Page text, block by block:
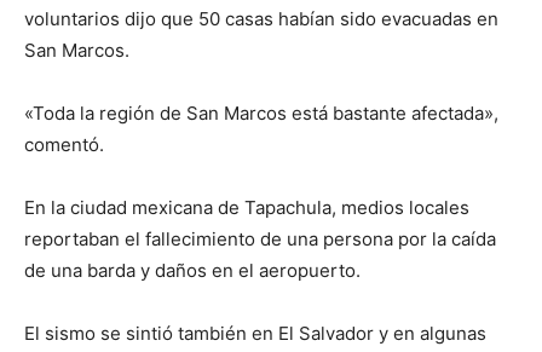
voluntarios dijo que 50 casas habían sido evacuadas en
San Marcos.
«Toda la región de San Marcos está bastante afectada»,
comentó.
En la ciudad mexicana de Tapachula, medios locales
reportaban el fallecimiento de una persona por la caída
de una barda y daños en el aeropuerto.
El sismo se sintió también en El Salvador y en algunas